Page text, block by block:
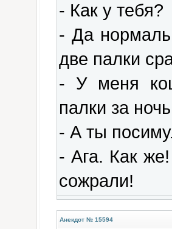
- Как у тебя?
- Да
две палки
- У меня
палки за
- А ты
- Ага. Как
сожрали!
Анекдот № 15594